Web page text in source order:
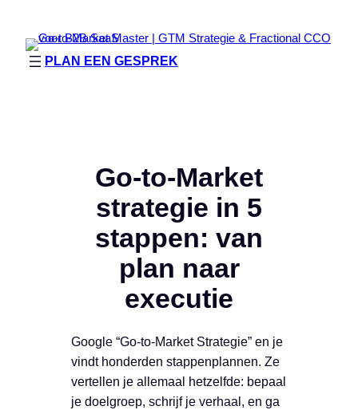
inhoud
PLAN EEN GESPREK
Go-to-Market
strategie in 5
stappen: van
plan naar
executie
Google “Go-to-Market Strategie” en je
vindt honderden stappenplannen. Ze
vertellen je allemaal hetzelfde: bepaal
je doelgroep, schrijf je verhaal, en ga